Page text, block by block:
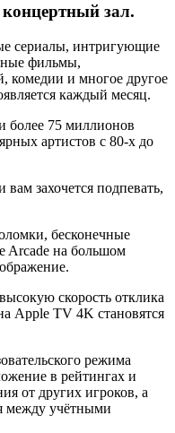
зал.
сериалы, интригующие
фильмы,
комедии и многое другое
каждый месяц.
более 75 миллионов
артистов с 80‑х до
захочется подпевать,
бесконечные
Arcade на большом
скорость отклика
Apple TV 4K становятся
режима
в рейтингах и
от других игроков, а
между учётными